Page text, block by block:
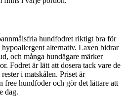
hundfodret riktigt bra för
alternativ. Laxen bidrar
och många hundägare märker
Fodret är lätt att dosera tack vare de
i matskålen. Priset är
hundfoder och gör det lättare att
dag.